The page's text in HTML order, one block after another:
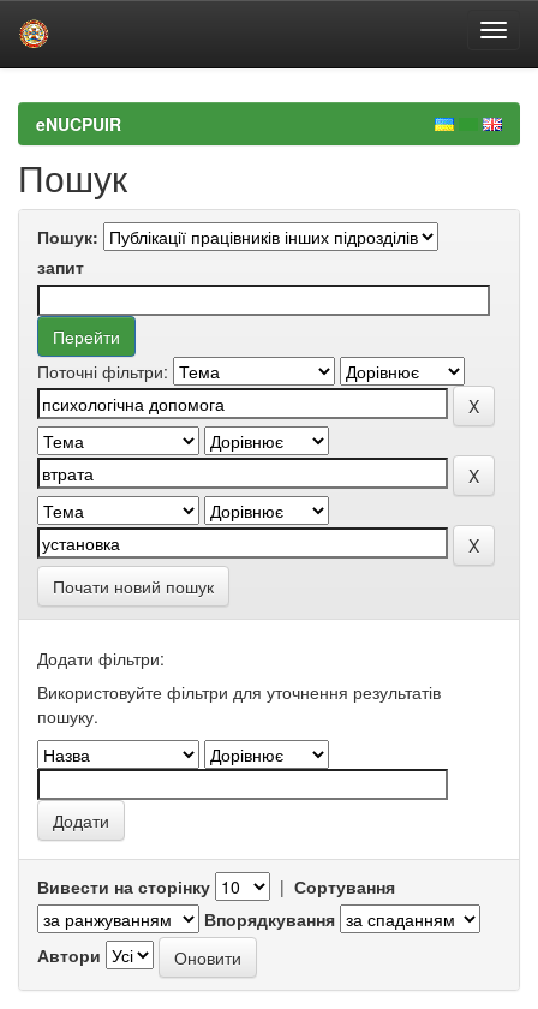
navigationeNUCPUIR
Пошук
Пошук:
запит
Поточні фільтри:
Почати новий пошук
Додати фільтри:
Використовуйте фільтри для уточнення результатів
пошуку.
Вивести на сторінку | Сортування
Впорядкування
Автори